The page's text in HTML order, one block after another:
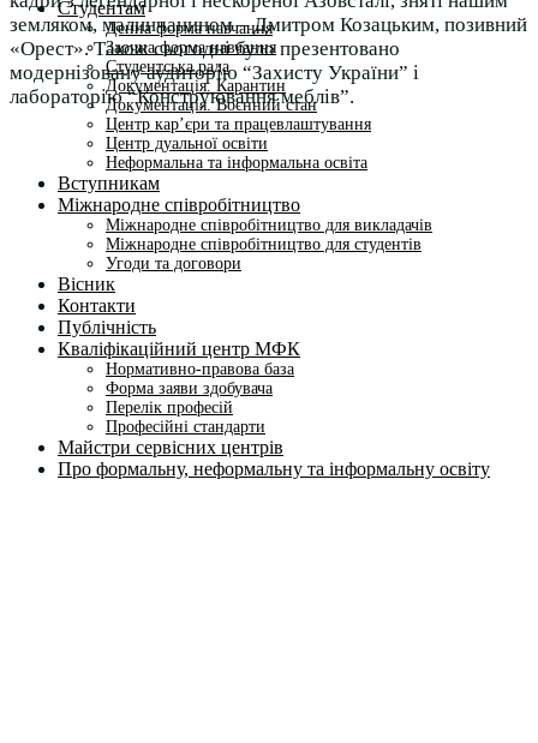
Студентам
Денна форма навчання
Заочна форма навчання
Студентська рада
Документація. Карантин
Документація. Воєнний стан
Центр кар’єри та працевлаштування
Центр дуальної освіти
Неформальна та інформальна освіта
Вступникам
Міжнародне співробітництво
Міжнародне співробітництво для викладачів
Міжнародне співробітництво для студентів
Угоди та договори
Вісник
Контакти
Публічність
Кваліфікаційний центр МФК
Нормативно-правова база
Форма заяви здобувача
Перелік професій
Професійні стандарти
Майстри сервісних центрів
Про формальну, неформальну та інформальну освіту
земляком, малинчанином – Дмитром Козацьким, позивний
«Орест». Також сьогодні було презентовано
модернізовану аудиторію “Захисту України” і
лабораторію “Конструювання меблів”.